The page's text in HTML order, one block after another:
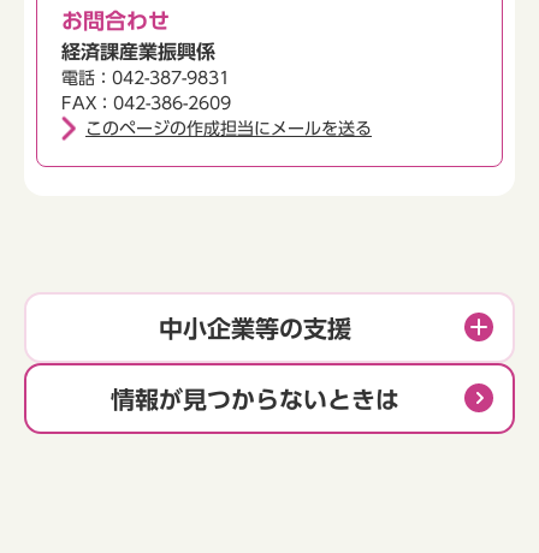
お問合わせ
経済課産業振興係
電話：042-387-9831
FAX：042-386-2609
このページの作成担当にメールを送る
中小企業等の支援
情報が見つからないときは